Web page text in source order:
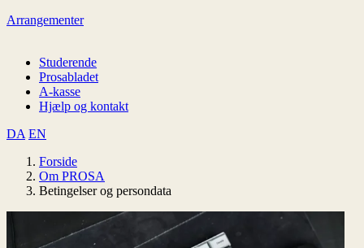
Arrangementer
Studerende
Prosabladet
A-kasse
Hjælp og kontakt
DA EN
Forside
Om PROSA
Betingelser og persondata